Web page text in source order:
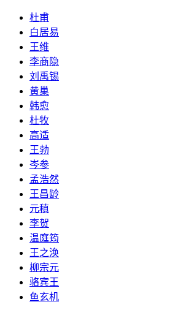
杜甫
白居易
王维
李商隐
刘禹锡
黄巢
韩愈
杜牧
高适
王勃
岑参
孟浩然
王昌龄
元稹
李贺
温庭筠
王之涣
柳宗元
骆宾王
鱼玄机